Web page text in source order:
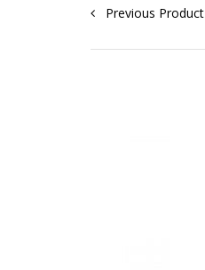
Post navigation
Previous Product